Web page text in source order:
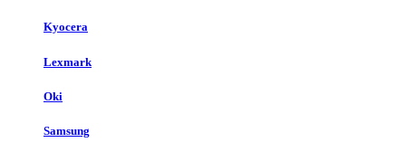
Kyocera
Lexmark
Oki
Samsung